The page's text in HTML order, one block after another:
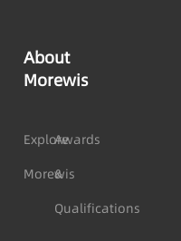
About
Morewis
Explore
Morewis
Awards
&
Qualifications